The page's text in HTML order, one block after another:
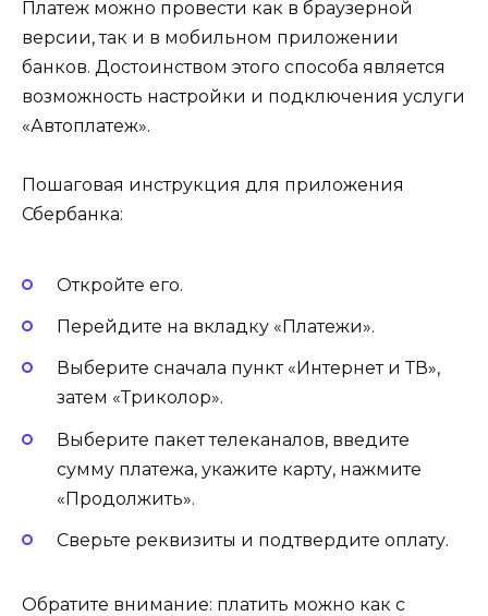
Платеж можно провести как в браузерной
версии, так и в мобильном приложении
банков. Достоинством этого способа является
возможность настройки и подключения услуги
«Автоплатеж».
Пошаговая инструкция для приложения
Сбербанка:
Откройте его.
Перейдите на вкладку «Платежи».
Выберите сначала пункт «Интернет и ТВ»,
затем «Триколор».
Выберите пакет телеканалов, введите
сумму платежа, укажите карту, нажмите
«Продолжить».
Сверьте реквизиты и подтвердите оплату.
Обратите внимание: платить можно как с